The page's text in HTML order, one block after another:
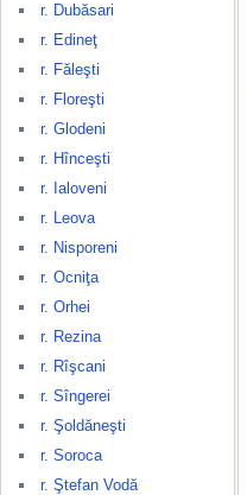
r. Dubăsari
r. Edineţ
r. Făleşti
r. Floreşti
r. Glodeni
r. Hînceşti
r. Ialoveni
r. Leova
r. Nisporeni
r. Ocniţa
r. Orhei
r. Rezina
r. Rîşcani
r. Sîngerei
r. Şoldăneşti
r. Soroca
r. Ştefan Vodă